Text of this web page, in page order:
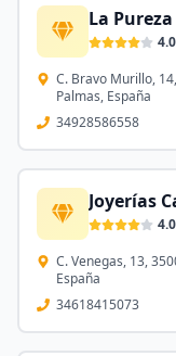
La
4.0
C. Bravo Murillo,
Palmas, España
34928586558
Joyerías
4.0
C. Venegas, 13,
España
34618415073